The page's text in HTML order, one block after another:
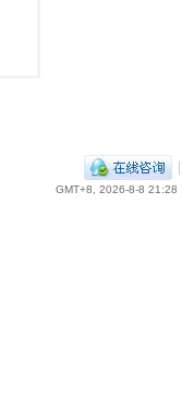
|
GMT+8, 2026-8-8 21:28